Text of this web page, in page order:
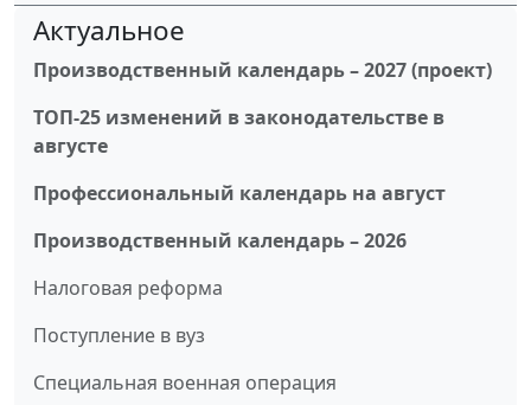
Актуальное
Производственный календарь – 2027 (проект)
ТОП-25 изменений в законодательстве в
августе
Профессиональный календарь на август
Производственный календарь – 2026
Налоговая реформа
Поступление в вуз
Специальная военная операция